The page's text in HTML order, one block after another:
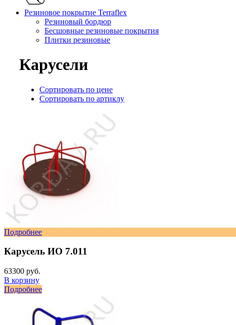
Резиновое покрытие Terraflex
Резиновый бордюр
Бесшовные резиновые покрытия
Плитки резиновые
Карусели
Сортировать по цене
Сортировать по артиклу
Подробнее
Карусель ИО 7.011
63300 руб.
В корзину
Подробнее